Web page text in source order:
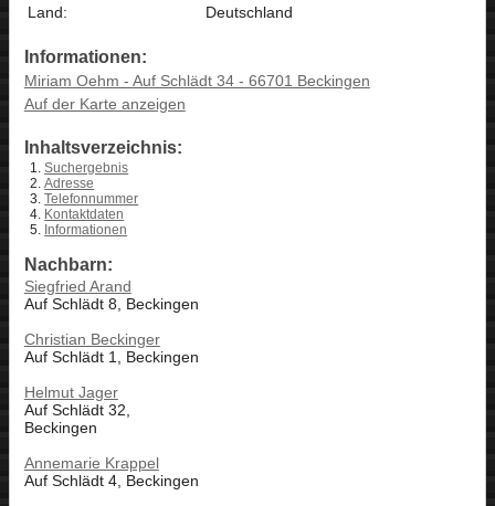
Land:
Deutschland
Informationen:
Miriam Oehm - Auf Schlädt 34 - 66701 Beckingen
Auf der Karte anzeigen
Inhaltsverzeichnis:
Suchergebnis
Adresse
Telefonnummer
Kontaktdaten
Informationen
Nachbarn:
Siegfried Arand
Auf Schlädt 8, Beckingen
Christian Beckinger
Auf Schlädt 1, Beckingen
Helmut Jager
Auf Schlädt 32,
Beckingen
Annemarie Krappel
Auf Schlädt 4, Beckingen